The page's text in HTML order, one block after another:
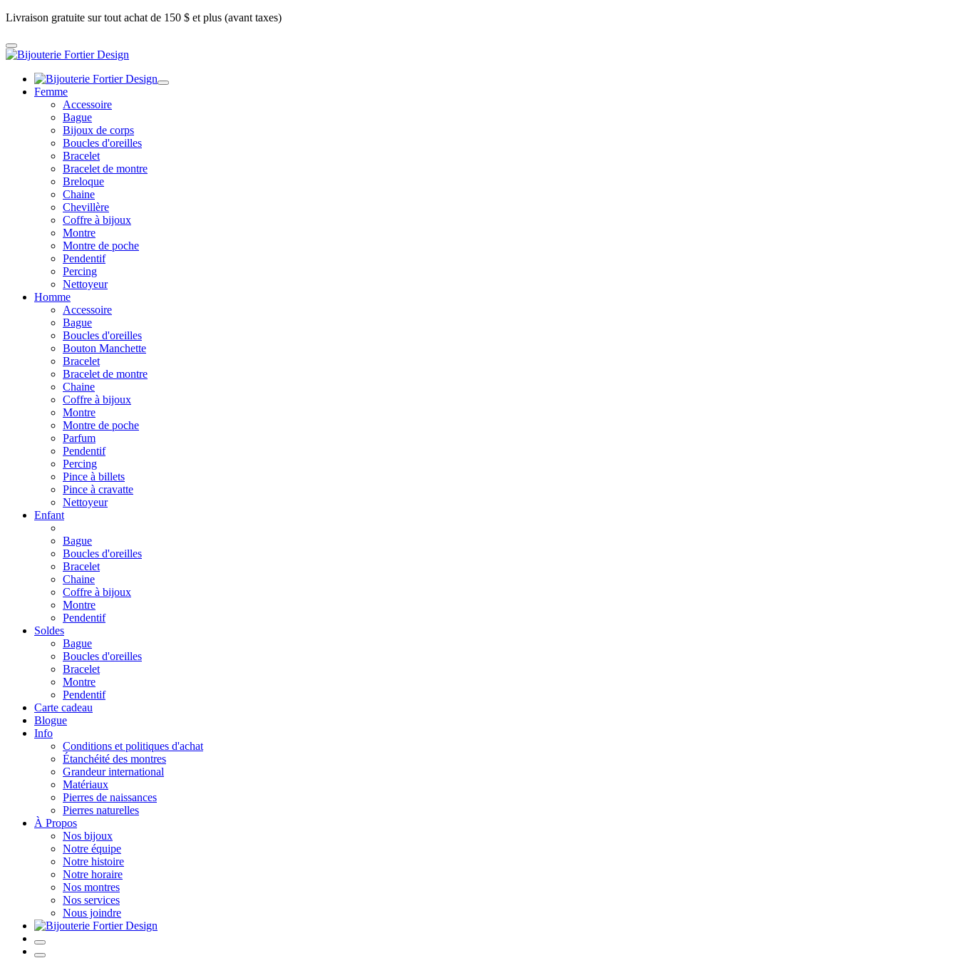
Livraison gratuite sur tout achat de 150 $ et plus (avant taxes)
Femme
Accessoire
Bague
Bijoux de corps
Boucles d'oreilles
Bracelet
Bracelet de montre
Breloque
Chaine
Chevillère
Coffre à bijoux
Montre
Montre de poche
Pendentif
Percing
Nettoyeur
Homme
Accessoire
Bague
Boucles d'oreilles
Bouton Manchette
Bracelet
Bracelet de montre
Chaine
Coffre à bijoux
Montre
Montre de poche
Parfum
Pendentif
Percing
Pince à billets
Pince à cravatte
Nettoyeur
Enfant
Bague
Boucles d'oreilles
Bracelet
Chaine
Coffre à bijoux
Montre
Pendentif
Soldes
Bague
Boucles d'oreilles
Bracelet
Montre
Pendentif
Carte cadeau
Blogue
Info
Conditions et politiques d'achat
Étanchéité des montres
Grandeur international
Matériaux
Pierres de naissances
Pierres naturelles
À Propos
Nos bijoux
Notre équipe
Notre histoire
Notre horaire
Nos montres
Nos services
Nous joindre